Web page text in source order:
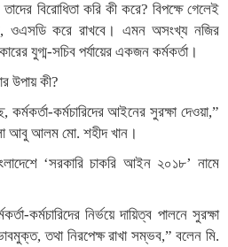
বিরোধিতা করি কী করে? বিপক্ষে গেলেই
ওএসডি করে রাখবে। এমন অসংখ্য নজির
যুগ্ম-সচিব পর্যায়ের একজন কর্মকর্তা।
উপায় কী?
কর্মচারিদের আইনের সুরক্ষা দেওয়া,”
আবু আলম মো. শহীদ খান।
‘সরকারি চাকরি আইন ২০১৮’ নামে
কর্মচারিদের নির্ভয়ে দায়িত্ব পালনে সুরক্ষা
তথা নিরপেক্ষ রাখা সম্ভব,” বলেন মি.